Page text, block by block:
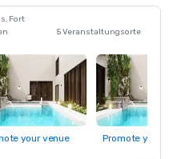
Fort
5 Veranstaltungsorte
your venue Promote your